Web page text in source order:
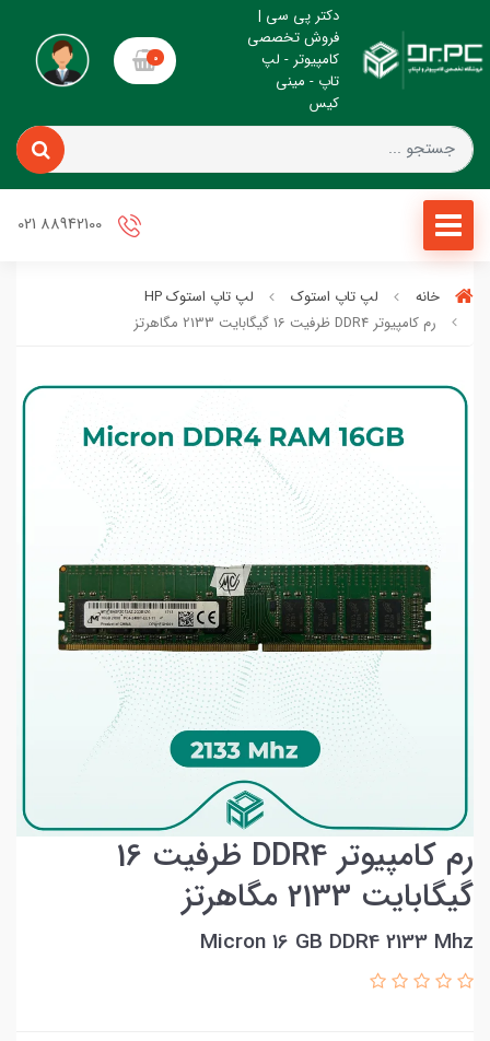
دکتر پی سی |
فروش تخصصی
کامپیوتر - لپ
تاپ - مینی
کیس
0
خانه لپ تاپ استوک
لپ تاپ استوک HP
رم کامپیوتر DDR4 ظرفیت 16 گیگابایت 2133 مگاهرتز
رم کامپیوتر DDR4 ظرفیت 16
گیگابایت 2133 مگاهرتز
Micron 16 GB DDR4 2133 Mhz